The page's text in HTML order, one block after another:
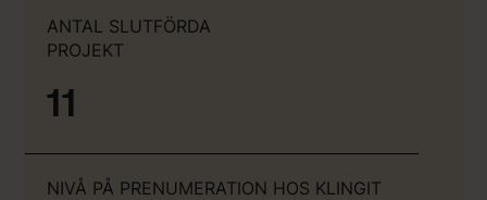
ANTAL SLUTFÖRDA
PROJEKT
11
NIVÅ PÅ PRENUMERATION HOS KLINGIT